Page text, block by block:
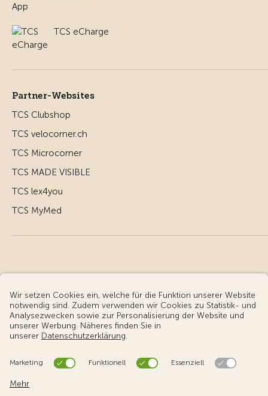
TCS eCharge
Partner-Websites
TCS Clubshop
TCS velocorner.ch
TCS Microcorner
TCS MADE VISIBLE
TCS lex4you
TCS MyMed
© Touring Club Schweiz
Benutzungsbedingungen - rechtliche Informationen